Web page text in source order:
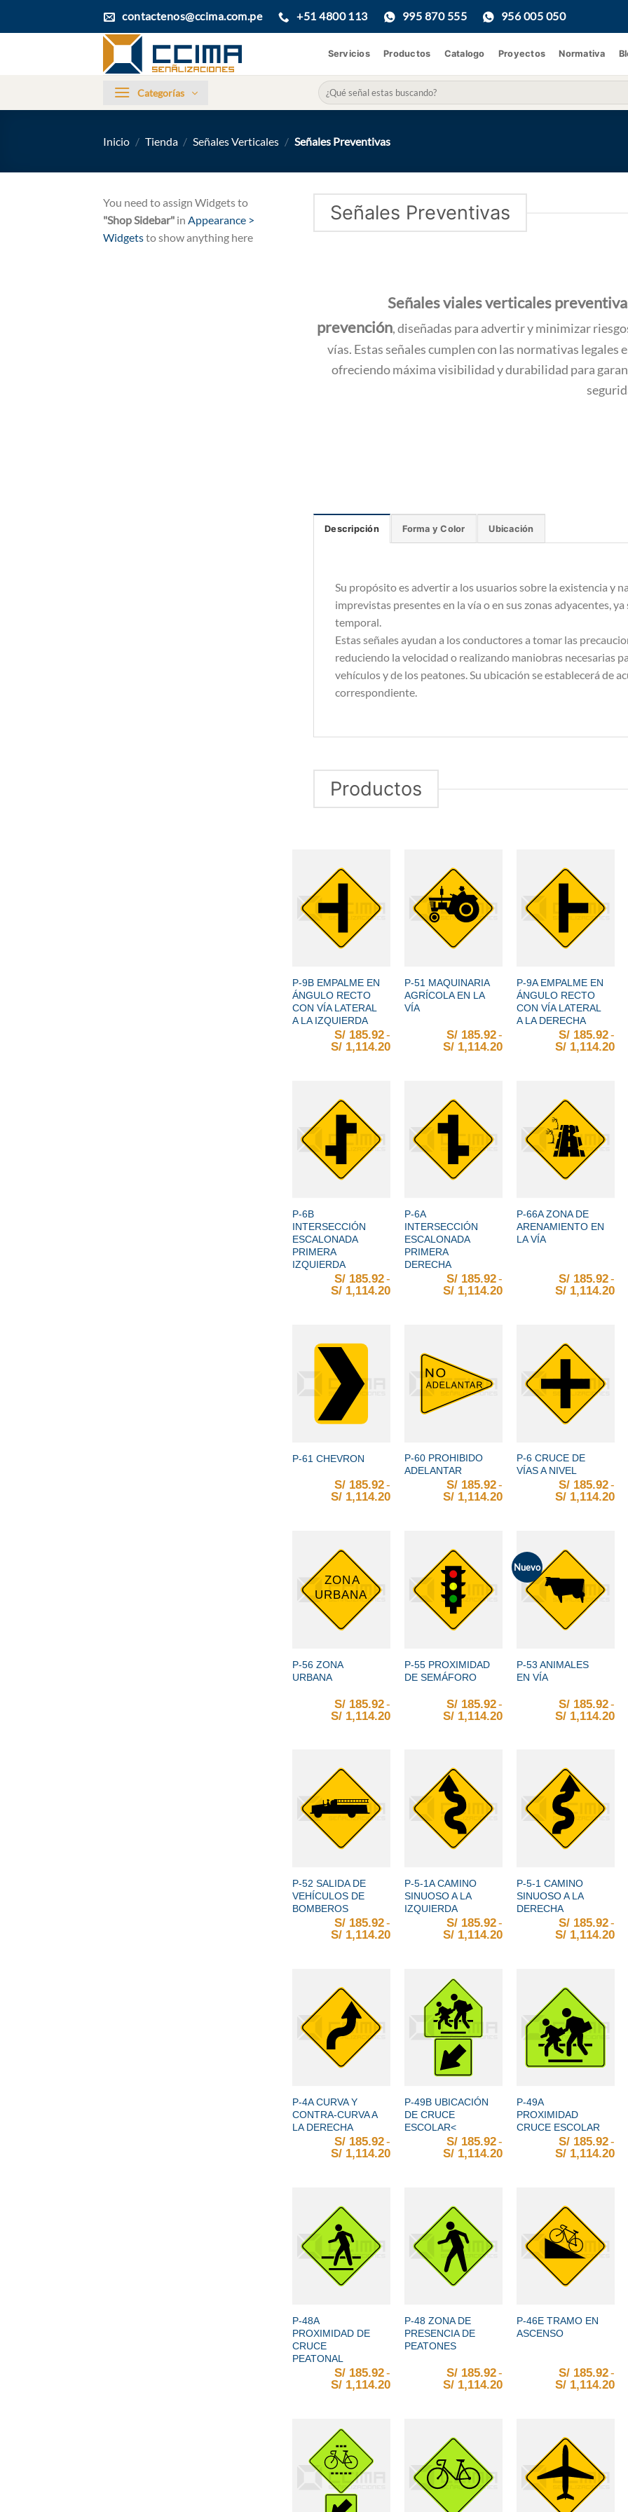
contactenos@ccima.com.pe +51 4800 113 995 870 555 956 005 050
Servicios Productos Catalogo Proyectos Normativa
Categorías
Buscar
por:
Inicio / Tienda / Señales Verticales / Señales Preventivas
You need to assign Widgets to
"Shop Sidebar" in Appearance >
Widgetsto show anything here
Señales Preventivas
Señales viales verticales
prevención, diseñadas para advertir y minimizar
vías. Estas señales cumplen con las normativas legales
ofreciendo máxima visibilidad y durabilidad para
Descripción Forma y Color Ubicación
Su propósito es advertir a los usuarios sobre la existencia y
imprevistas presentes en la vía o en sus zonas adyacentes,
temporal.
Estas señales ayudan a los conductores a tomar las
reduciendo la velocidad o realizando maniobras necesarias
vehículos y de los peatones. Su ubicación se establecerá de
correspondiente.
Productos
P-9B EMPALME EN
ÁNGULO RECTO
CON VÍA LATERAL
A LA IZQUIERDA
S/ 185.92-
S/ 1,114.20 Rango de precios: desde S/ 185.92 hasta S/
P-51 MAQUINARIA
AGRÍCOLA EN LA
VÍA
S/ 185.92-
S/ 1,114.20 Rango de precios:
P-9A EMPALME EN
ÁNGULO RECTO
CON VÍA LATERAL
A LA DERECHA
S/ 185.92-
S/ 1,114.20
P-6B
INTERSECCIÓN
ESCALONADA
PRIMERA
IZQUIERDA
S/ 185.92-
S/ 1,114.20 Rango de precios: desde S/ 185.92 hasta S/
P-6A
INTERSECCIÓN
ESCALONADA
PRIMERA
DERECHA
S/ 185.92-
S/ 1,114.20 Rango de precios:
P-66A ZONA DE
ARENAMIENTO EN
LA VÍA
S/ 185.92-
S/ 1,114.20
P-61 CHEVRON
S/ 185.92-
S/ 1,114.20 Rango de precios: desde S/ 185.92 hasta S/
P-60 PROHIBIDO
ADELANTAR
S/ 185.92-
S/ 1,114.20 Rango de precios:
P-6 CRUCE DE
VÍAS A NIVEL
S/ 185.92-
S/ 1,114.20
P-56 ZONA
URBANA
S/ 185.92-
S/ 1,114.20 Rango de precios: desde S/ 185.92 hasta S/
P-55 PROXIMIDAD
DE SEMÁFORO
S/ 185.92-
S/ 1,114.20 Rango de precios:
Nuevo
P-53 ANIMALES
EN VÍA
S/ 185.92-
S/ 1,114.20
P-52 SALIDA DE
VEHÍCULOS DE
BOMBEROS
S/ 185.92-
S/ 1,114.20 Rango de precios: desde S/ 185.92 hasta S/
P-5-1A CAMINO
SINUOSO A LA
IZQUIERDA
S/ 185.92-
S/ 1,114.20 Rango de precios:
P-5-1 CAMINO
SINUOSO A LA
DERECHA
S/ 185.92-
S/ 1,114.20
P-4A CURVA Y
CONTRA-CURVA A
LA DERECHA
S/ 185.92-
S/ 1,114.20 Rango de precios: desde S/ 185.92 hasta S/
P-49B UBICACIÓN
DE CRUCE
ESCOLAR<
S/ 185.92-
S/ 1,114.20 Rango de precios:
P-49A
PROXIMIDAD
CRUCE ESCOLAR
S/ 185.92-
S/ 1,114.20
P-48A
PROXIMIDAD DE
CRUCE
PEATONAL
S/ 185.92-
S/ 1,114.20 Rango de precios: desde S/ 185.92 hasta S/
P-48 ZONA DE
PRESENCIA DE
PEATONES
S/ 185.92-
S/ 1,114.20 Rango de precios:
P-46E TRAMO EN
ASCENSO
S/ 185.92-
S/ 1,114.20